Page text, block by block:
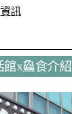
訊
館x鱻食介紹